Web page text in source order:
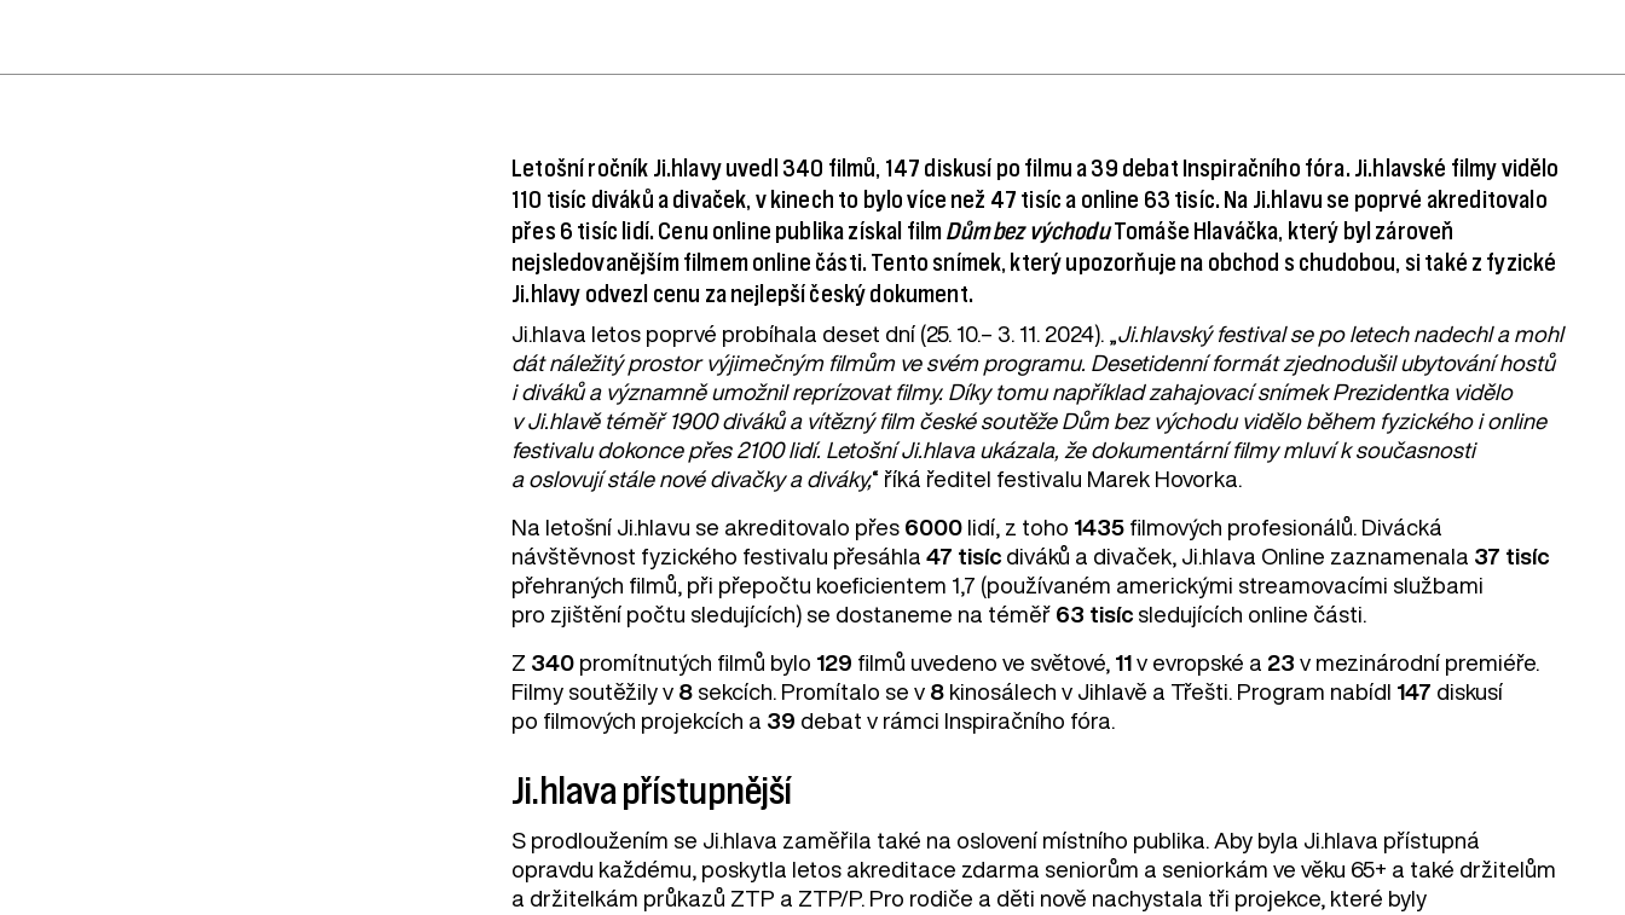
Letošní ročník Ji.hlavy uvedl 340 filmů, 147 diskusí po filmu a 39 debat Inspiračního fóra. Ji.hlavské filmy vidělo
110 tisíc diváků a divaček, v kinech to bylo více než 47 tisíc a online 63 tisíc. Na Ji.hlavu se poprvé akreditovalo
přes 6 tisíc lidí. Cenu online publika získal film Dům bez východuTomáše Hlaváčka, který byl zároveň
nejsledovanějším filmem online části. Tento snímek, který upozorňuje na obchod s chudobou, si také z fyzické
Ji.hlavy odvezl cenu za nejlepší český dokument.
Ji.hlava letos poprvé probíhala deset dní (25. 10.– 3. 11. 2024). „ Ji.hlavský festival se po letech nadechl a mohl
dát náležitý prostor výjimečným filmům ve svém programu. Desetidenní formát zjednodušil ubytování hostů
i diváků a významně umožnil reprízovat filmy. Díky tomu například zahajovací snímek Prezidentka vidělo
v Ji.hlavě téměř 1900 diváků a vítězný film české soutěže Dům bez východu vidělo během fyzického i online
festivalu dokonce přes 2100 lidí. Letošní Ji.hlava ukázala, že dokumentární filmy mluví k současnosti
a oslovují stále nové divačky a diváky,“ říká ředitel festivalu Marek Hovorka.
Na letošní Ji.hlavu se akreditovalo přes 6000 lidí, z toho 1435 filmových profesionálů. Divácká
návštěvnost fyzického festivalu přesáhla47 tisíc diváků a divaček, Ji.hlava Online zaznamenala 37 tisíc
přehraných filmů, při přepočtu koeficientem 1,7 (používaném americkými streamovacími službami
pro zjištění počtu sledujících) se dostaneme na téměř 63 tisíc sledujících online části.
Z 340 promítnutých filmů bylo 129 filmů uvedeno ve světové, 11v evropské a 23v mezinárodní premiéře.
Filmy soutěžily v 8 sekcích. Promítalo se v 8 kinosálech v Jihlavě a Třešti. Program nabídl 147 diskusí
po filmových projekcích a 39 debat v rámci Inspiračního fóra.
Ji.hlava přístupnější
S prodloužením se Ji.hlava zaměřila také na oslovení místního publika. Aby byla Ji.hlava přístupná
opravdu každému, poskytla letos akreditace zdarma seniorům a seniorkám ve věku 65+ a také držitelům
a držitelkám průkazů ZTP a ZTP/P. Pro rodiče a děti nově nachystala tři projekce, které byly